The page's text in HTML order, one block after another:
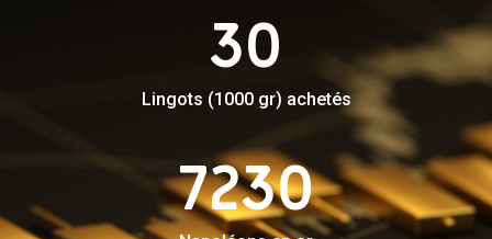
30
Lingots (1000 gr) achetés
7230